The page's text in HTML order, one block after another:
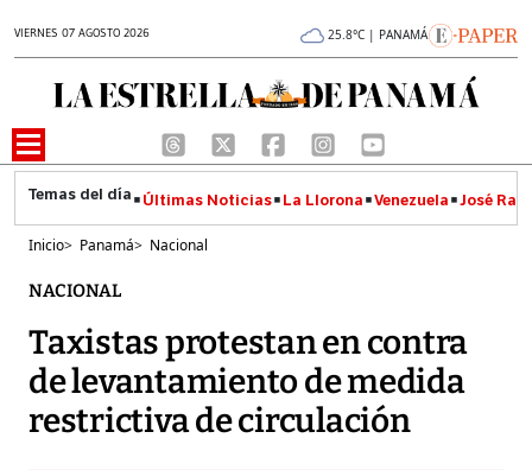
VIERNES 07 AGOSTO 2026 25.8°C | PANAMÁ
Últimas Noticias La Llorona Venezuela José
Inicio> Panamá> Nacional
NACIONAL
Taxistas protestan en contra
de levantamiento de medida
restrictiva de circulación